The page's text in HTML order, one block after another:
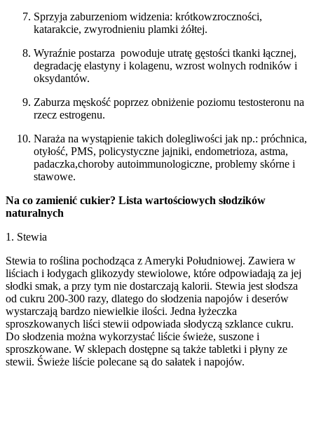
Sprzyja zaburzeniom widzenia: krótkowzroczności,
katarakcie, zwyrodnieniu plamki żółtej.
Wyraźnie postarza ­ powoduje utratę gęstości tkanki łącznej,
degradację elastyny i kolagenu, wzrost wolnych rodników i
oksydantów.
Zaburza męskość poprzez obniżenie poziomu testosteronu na
rzecz estrogenu.
Naraża na wystąpienie takich dolegliwości jak np.: próchnica,
otyłość, PMS, policystyczne jajniki, endometrioza, astma,
padaczka,choroby autoimmunologiczne, problemy skórne i
stawowe.
Na co zamienić cukier? Lista wartościowych słodzików
naturalnych
1. Stewia
Stewia to roślina pochodząca z Ameryki Południowej. Zawiera w
liściach i łodygach glikozydy stewiolowe, które odpowiadają za jej
słodki smak, a przy tym nie dostarczają kalorii. Stewia jest słodsza
od cukru 200-300 razy, dlatego do słodzenia napojów i deserów
wystarczają bardzo niewielkie ilości. Jedna łyżeczka
sproszkowanych liści stewii odpowiada słodyczą szklance cukru.
Do słodzenia można wykorzystać liście świeże, suszone i
sproszkowane. W sklepach dostępne są także tabletki i płyny ze
stewii. Świeże liście polecane są do sałatek i napojów.